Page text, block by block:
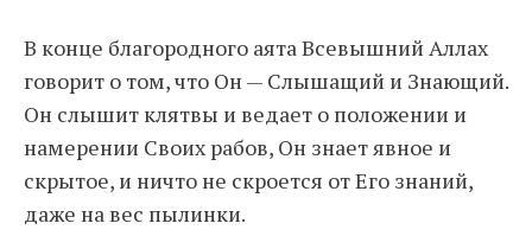
В конце благородного аята Всевышний Аллах
говорит о том, что Он — Слышащий и Знающий.
Он слышит клятвы и ведает о положении и
намерении Своих рабов, Он знает явное и
скрытое, и ничто не скроется от Его знаний,
даже на вес пылинки.